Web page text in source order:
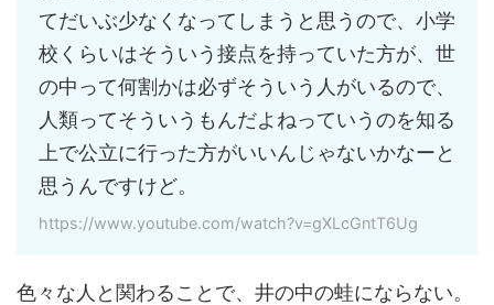
てだいぶ少なくなってしまうと思うので、小学
校くらいはそういう接点を持っていた方が、世
の中って何割かは必ずそういう人がいるので、
人類ってそういうもんだよねっていうのを知る
上で公立に行った方がいいんじゃないかなーと
思うんですけど。
https://www.youtube.com/watch?v=gXLcGntT6Ug
色々な人と関わることで、井の中の蛙にならない。